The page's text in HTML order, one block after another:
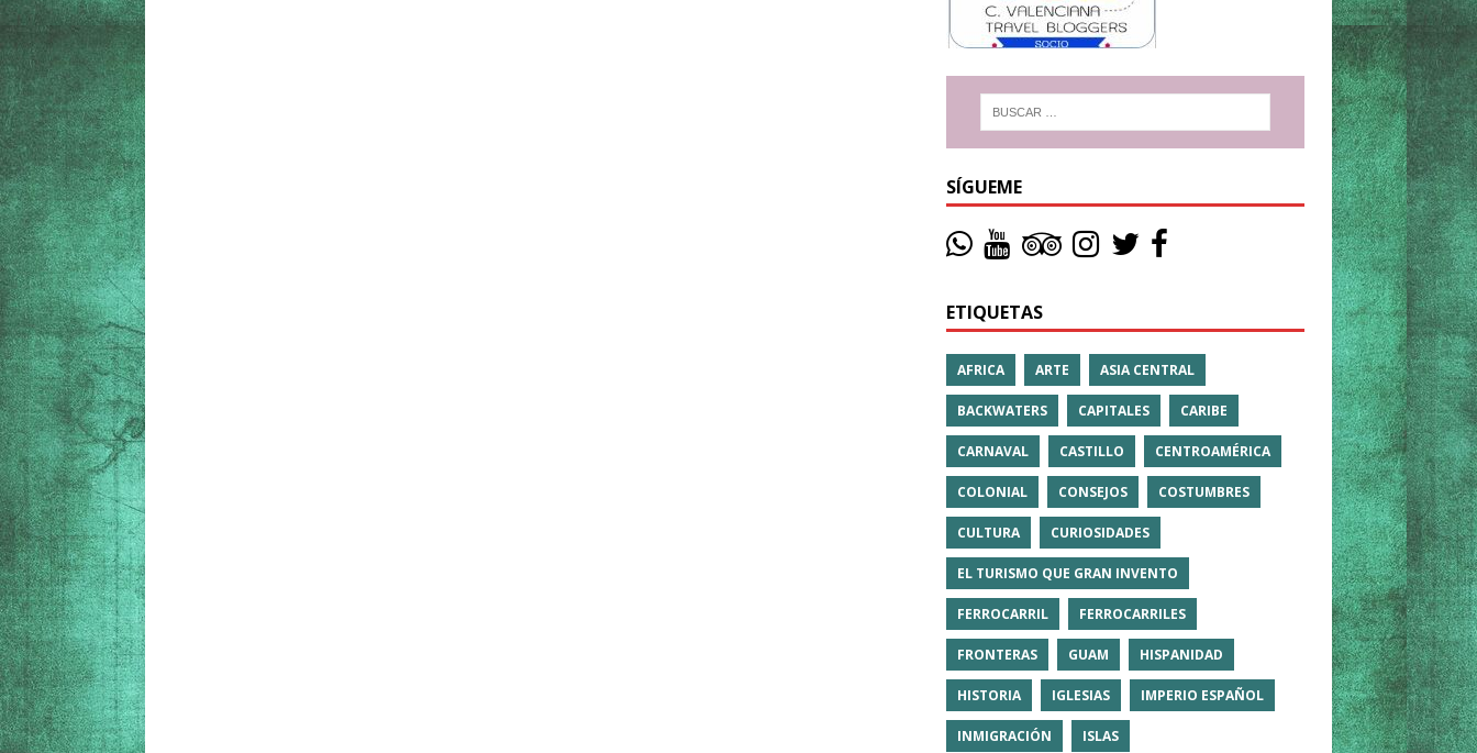
SÍGUEME
ETIQUETAS
AFRICA ARTE ASIA CENTRAL
BACKWATERS CAPITALES CARIBE
CARNAVAL CASTILLO CENTROAMÉRICA
COLONIAL CONSEJOS COSTUMBRES
CULTURA CURIOSIDADES
EL TURISMO QUE GRAN INVENTO
FERROCARRIL FERROCARRILES
FRONTERAS GUAM HISPANIDAD
HISTORIA IGLESIAS IMPERIO ESPAÑOL
INMIGRACIÓN ISLAS